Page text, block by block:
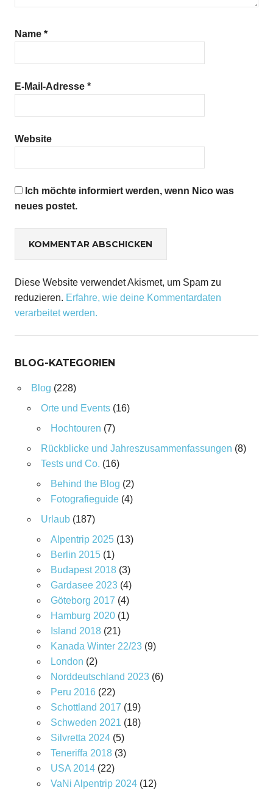
Name *
E-Mail-Adresse *
Website
Ich möchte informiert werden, wenn Nico was
neues postet.
Diese Website verwendet Akismet, um Spam zu
reduzieren. Erfahre, wie deine Kommentardaten
verarbeitet werden.
BLOG-KATEGORIEN
Blog (228)
Orte und Events(16)
Hochtouren (7)
Rückblicke und Jahreszusammenfassungen (8)
Tests und Co. (16)
Behind the Blog (2)
Fotografieguide(4)
Urlaub(187)
Alpentrip 2025(13)
Berlin 2015(1)
Budapest 2018(3)
Gardasee 2023(4)
Göteborg 2017 (4)
Hamburg 2020(1)
Island 2018(21)
Kanada Winter 22/23(9)
London (2)
Norddeutschland 2023(6)
Peru 2016(22)
Schottland 2017 (19)
Schweden 2021 (18)
Silvretta 2024(5)
Teneriffa 2018(3)
USA 2014(22)
VaNi Alpentrip 2024(12)